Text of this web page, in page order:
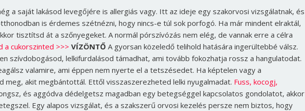
a saját lakásod levegőjére is allergiás vagy. Itt az ideje egy szakorvosi vizsgálatnak, és
is érdemes szétnézni, hogy nincs-e túl sok porfogó. Ha már mindent elraktál,
tisztítsd át a szőnyegeket. A normál pórszívózás nem elég, de vannak erre a célra
a cukorszinted >>> VÍZÖNTŐ A gyorsan közeledő telihold hatására ingerültebbé válsz.
szívdobogásod, lelkifurdalásod támadhat, ami tovább fokozhatja rossz a hangulatodat.
valamire, ami éppen nem nyerte el a tetszésedet. Ha képtelen vagy a
meg, akit megbántottál. Ettől visszaszerezheted lelki nyugalmadat. Fuss, kocogj,
és aggódva dédelgetsz magadban egy betegséggel kapcsolatos gondolatot, akkor
Egy alapos vizsgálat, és a szakszerű orvosi kezelés persze nem biztos, hogy
Borsonline bejelentkezés
E-mail cím vagy felhasználónév